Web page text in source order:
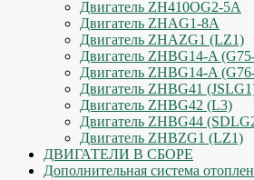
Двигатель ZH410OG2-5A
Двигатель ZHAG1-8A
Двигатель ZHAZG1 (LZ1)
Двигатель ZHBG14-A
Двигатель ZHBG14-A
Двигатель ZHBG41
Двигатель ZHBG42 (L3)
Двигатель ZHBG44
Двигатель ZHBZG1 (LZ1)
ДВИГАТЕЛИ В СБОРЕ
Дополнительная система